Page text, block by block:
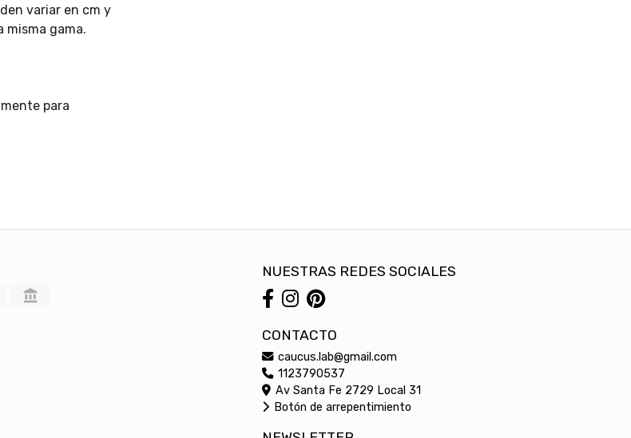
variar en cm y
misma gama.
para
NUESTRAS REDES SOCIALES
CONTACTO
caucus.lab@gmail.com
1123790537
Av Santa Fe 2729 Local 31
Botón de arrepentimiento